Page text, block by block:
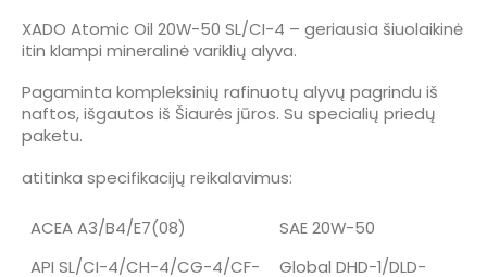
XADO Atomic Oil 20W-50 SL/CI-4 – geriausia šiuolaikinė
itin klampi mineralinė variklių alyva.
Pagaminta kompleksinių rafinuotų alyvų pagrindu iš
naftos, išgautos iš Šiaurės jūros. Su specialių priedų
paketu.
atitinka specifikacijų reikalavimus:
ACEA A3/B4/E7(08)
SAE 20W-50
API SL/CI-4/CH-4/CG-4/CF-
Global DHD-1/DLD-